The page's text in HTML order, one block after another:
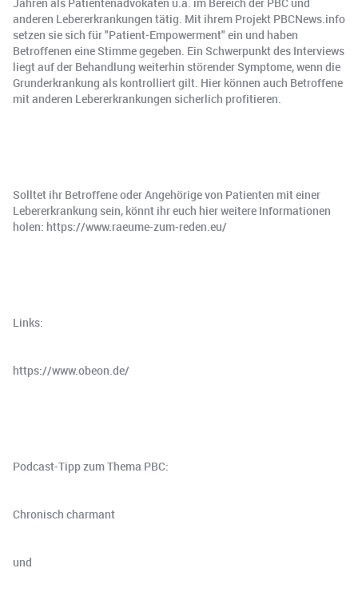
anderen Lebererkrankungen tätig. Mit ihrem Projekt PBCNews.info
setzen sie sich für "Patient-Empowerment" ein und haben
Betroffenen eine Stimme gegeben. Ein Schwerpunkt des Interviews
liegt auf der Behandlung weiterhin störender Symptome, wenn die
Grunderkrankung als kontrolliert gilt. Hier können auch Betroffene
mit anderen Lebererkrankungen sicherlich profitieren.
Solltet ihr Betroffene oder Angehörige von Patienten mit einer
Lebererkrankung sein, könnt ihr euch hier weitere Informationen
holen: https://www.raeume-zum-reden.eu/
Links:
https://www.obeon.de/
Podcast-Tipp zum Thema PBC:
Chronisch charmant
und